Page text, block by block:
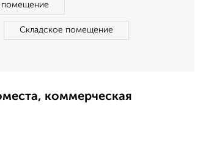
помещение
Складское помещение
коммерческая